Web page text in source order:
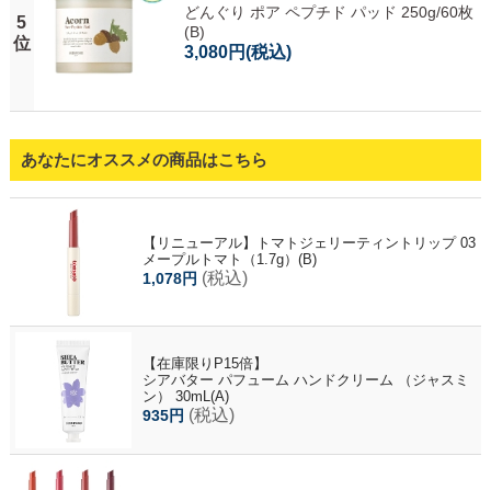
5
位
どんぐり ポア ペプチド パッド 250g/60枚
(B)
3,080円(税込)
あなたにオススメの商品はこちら
【リニューアル】トマトジェリーティントリップ 03
メープルトマト（1.7g）(B)
1,078円 (税込)
【在庫限りP15倍】
シアバター パフューム ハンドクリーム （ジャスミ
ン） 30mL(A)
935円 (税込)